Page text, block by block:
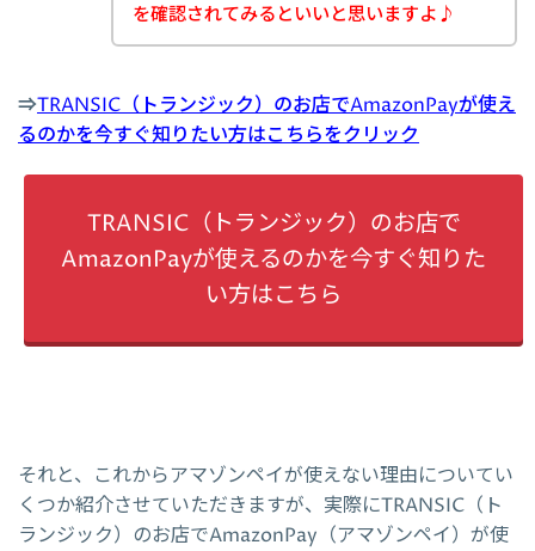
を確認されてみるといいと思いますよ♪
⇒TRANSIC（トランジック）のお店でAmazonPayが使え
るのかを今すぐ知りたい方はこちらをクリック
TRANSIC（トランジック）のお店で
AmazonPayが使えるのかを今すぐ知りた
い方はこちら
それと、これからアマゾンペイが使えない理由についてい
くつか紹介させていただきますが、実際にTRANSIC（ト
ランジック）のお店でAmazonPay（アマゾンペイ）が使